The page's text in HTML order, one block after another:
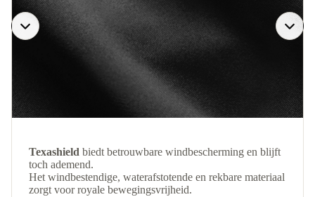
Texashield biedt betrouwbare windbescherming en blijft
toch ademend.
Het windbestendige, waterafstotende en rekbare materiaal
zorgt voor royale bewegingsvrijheid.